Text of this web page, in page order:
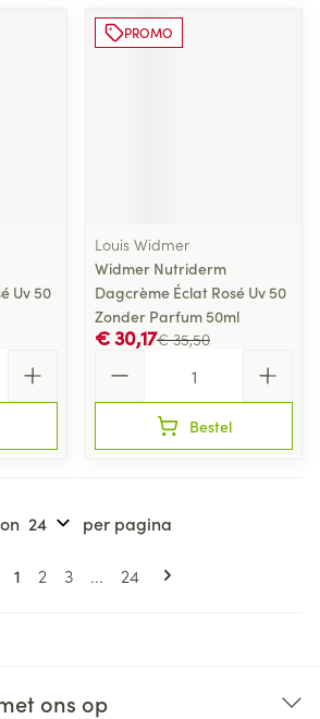
Uv 50
PROMO
Louis Widmer
Widmer Nutriderm
Dagcrème Éclat Rosé Uv 50
Zonder Parfum 50ml
€ 35,50
€ 30,17
Bestel
Pagina's
U lees momenteel pagina
1 Pagina
2 Pagina
3 ... Pagina
24
per pagina
ons op